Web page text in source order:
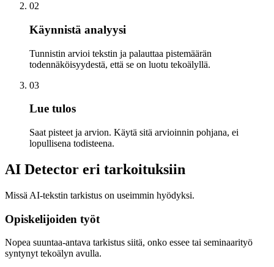
02
Käynnistä analyysi
Tunnistin arvioi tekstin ja palauttaa pistemäärän
todennäköisyydestä, että se on luotu tekoälyllä.
03
Lue tulos
Saat pisteet ja arvion. Käytä sitä arvioinnin pohjana, ei
lopullisena todisteena.
AI Detector eri tarkoituksiin
Missä AI-tekstin tarkistus on useimmin hyödyksi.
Opiskelijoiden työt
Nopea suuntaa-antava tarkistus siitä, onko essee tai seminaarityö
syntynyt tekoälyn avulla.